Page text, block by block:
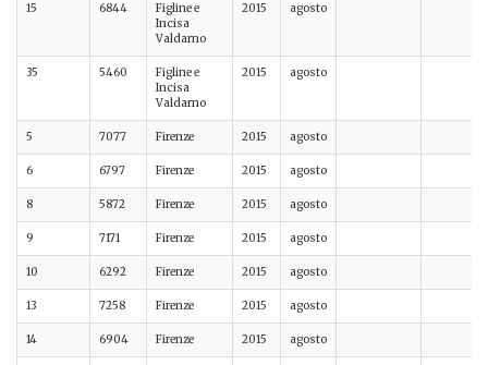
15 6844
Figline e
Incisa
Valdarno
2015 agosto
35 5460
Figline e
Incisa
Valdarno
2015 agosto
5 7077 Firenze 2015 agosto
6 6797 Firenze 2015 agosto
8 5872 Firenze 2015 agosto
9 7171 Firenze 2015 agosto
10 6292 Firenze 2015 agosto
13 7258 Firenze 2015 agosto
14 6904 Firenze 2015 agosto